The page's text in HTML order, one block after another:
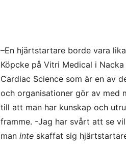
–En hjärtstartare borde vara
Köpcke på Vitri Medical i
Cardiac Science som är en av
och organisationer gör av med
till att man har kunskap och
framme. -Jag har svårt att se
man inte skaffat sig